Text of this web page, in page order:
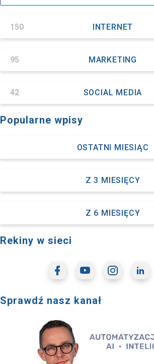
INTERNET
150
MARKETING
95
SOCIAL MEDIA
42
Popularne wpisy
OSTATNI MIESIĄC
Z 3 MIESIĘCY
Z 6 MIESIĘCY
Rekiny w sieci
Sprawdź nasz kanał